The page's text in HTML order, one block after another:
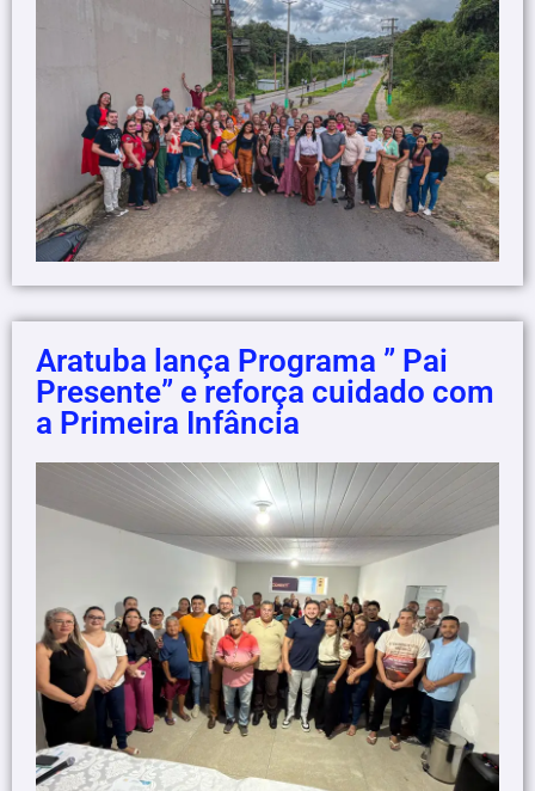
Aratuba lança Programa ” Pai
Presente” e reforça cuidado com
a Primeira Infância